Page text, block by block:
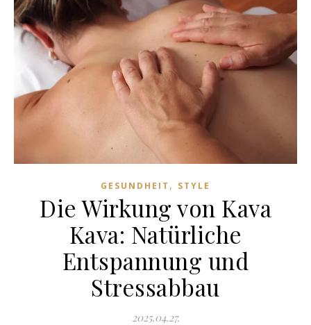
GESUNDHEIT , STYLE
Die Wirkung von Kava
Kava: Natürliche
Entspannung und
Stressabbau
2025.04.27.